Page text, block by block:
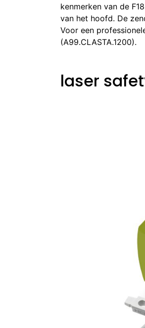
kenmerken van de
van het hoofd. De
Voor een
(A99.CLASTA.1200).
laser